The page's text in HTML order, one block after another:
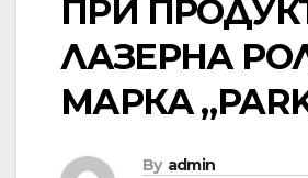
ПРИ
ЛАЗЕРНА
МАРКА
By admin